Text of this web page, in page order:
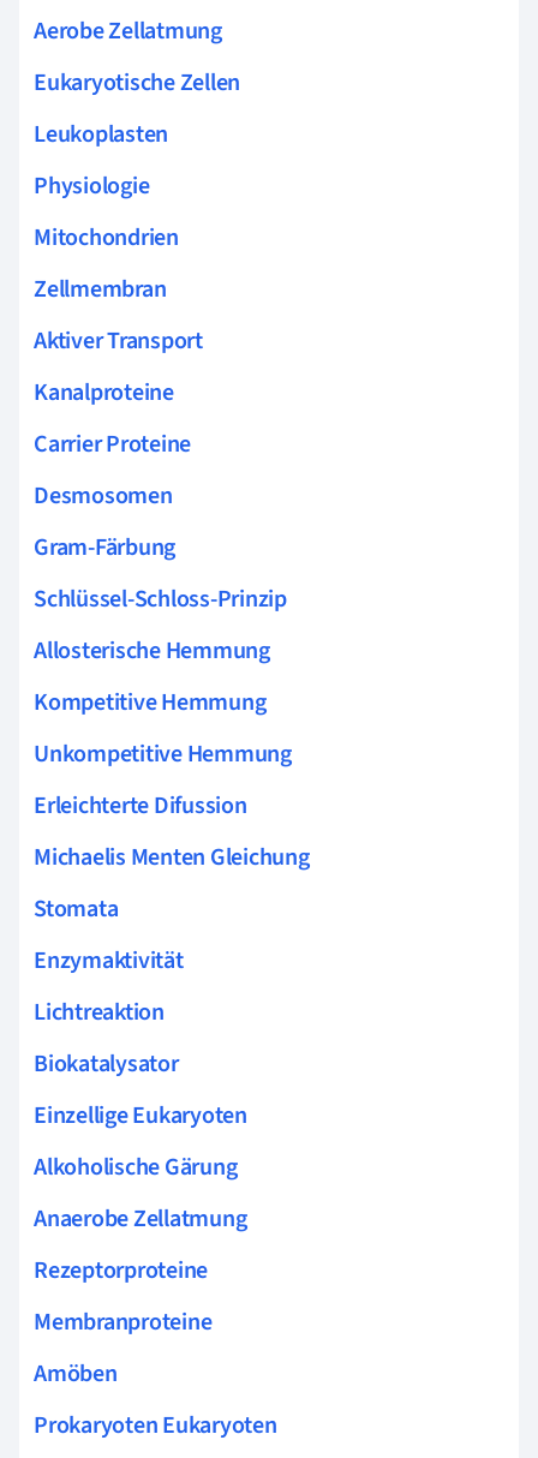
Aerobe Zellatmung
Eukaryotische Zellen
Leukoplasten
Physiologie
Mitochondrien
Zellmembran
Aktiver Transport
Kanalproteine
Carrier Proteine
Desmosomen
Gram-Färbung
Schlüssel-Schloss-Prinzip
Allosterische Hemmung
Kompetitive Hemmung
Unkompetitive Hemmung
Erleichterte Difussion
Michaelis Menten Gleichung
Stomata
Enzymaktivität
Lichtreaktion
Biokatalysator
Einzellige Eukaryoten
Alkoholische Gärung
Anaerobe Zellatmung
Rezeptorproteine
Membranproteine
Amöben
Prokaryoten Eukaryoten